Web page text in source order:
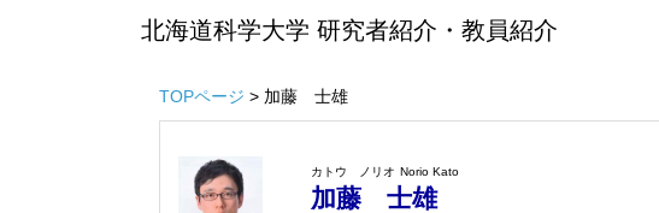
北海道科学大学 研究者紹介・教員紹介
TOPページ > 加藤 士雄
カトウ ノリオ Norio Kato
加藤 士雄